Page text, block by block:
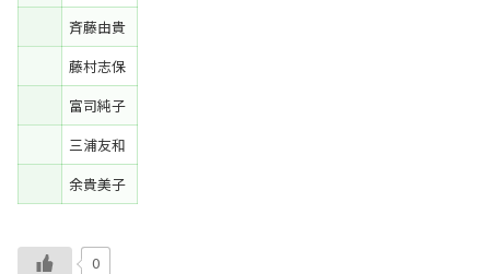
斉藤由貴
藤村志保
富司純子
三浦友和
余貴美子
0